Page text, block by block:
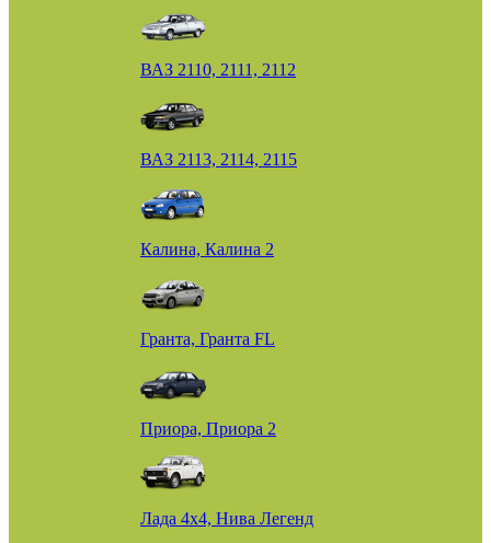
ВАЗ 2110, 2111, 2112
ВАЗ 2113, 2114, 2115
Калина, Калина 2
Гранта, Гранта FL
Приора, Приора 2
Лада 4х4, Нива Легенд